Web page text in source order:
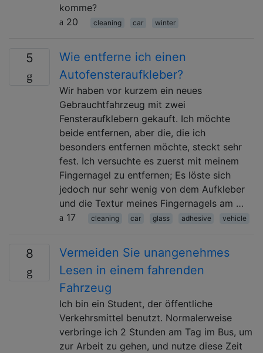
komme?
20
cleaning car winter
5
Wie entferne ich einen
Autofensteraufkleber?
Wir haben vor kurzem ein neues
Gebrauchtfahrzeug mit zwei
Fensteraufklebern gekauft. Ich möchte
beide entfernen, aber die, die ich
besonders entfernen möchte, steckt sehr
fest. Ich versuchte es zuerst mit meinem
Fingernagel zu entfernen; Es löste sich
jedoch nur sehr wenig von dem Aufkleber
und die Textur meines Fingernagels am …
17
cleaning car glass adhesive vehicle
8
Vermeiden Sie unangenehmes
Lesen in einem fahrenden
Fahrzeug
Ich bin ein Student, der öffentliche
Verkehrsmittel benutzt. Normalerweise
verbringe ich 2 Stunden am Tag im Bus, um
zur Arbeit zu gehen, und nutze diese Zeit